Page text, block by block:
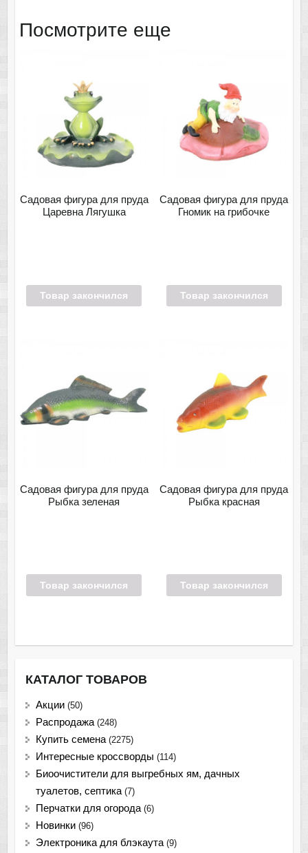
Посмотрите еще
Садовая фигура для пруда
Царевна Лягушка
Товар закончился
Садовая фигура для пруда
Гномик на грибочке
Товар закончился
Садовая фигура для пруда
Рыбка зеленая
Товар закончился
Садовая фигура для пруда
Рыбка красная
Товар закончился
КАТАЛОГ ТОВАРОВ
Акции (50)
Распродажа (248)
Купить семена (2275)
Интересные кроссворды (114)
Биоочистители для выгребных ям, дачных
туалетов, септика (7)
Перчатки для огорода (6)
Новинки (96)
Электроника для блэкаута (9)